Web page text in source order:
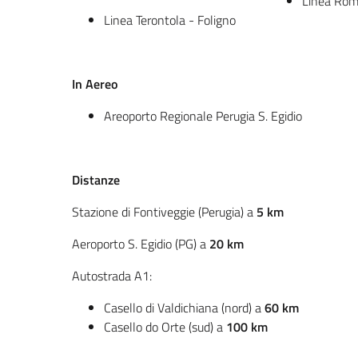
Linea Terontola - Foligno
In Aereo
Areoporto Regionale Perugia S. Egidio
Distanze
Stazione di Fontiveggie (Perugia) a 5 km
Aeroporto S. Egidio (PG) a 20 km
Autostrada A1:
Casello di Valdichiana (nord) a60 km
Casello do Orte (sud) a 100 km